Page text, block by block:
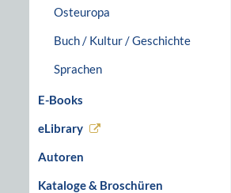
Osteuropa
Buch / Kultur / Geschichte
Sprachen
E-Books
eLibrary
Autoren
Kataloge & Broschüren